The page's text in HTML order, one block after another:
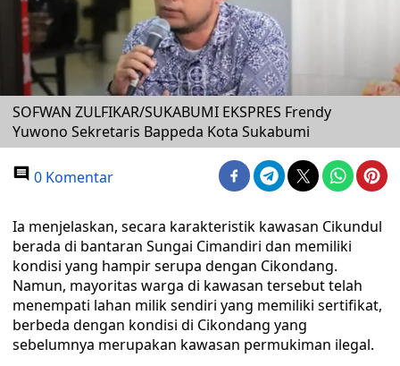
SOFWAN ZULFIKAR/SUKABUMI EKSPRES Frendy
Yuwono Sekretaris Bappeda Kota Sukabumi
0 Komentar
Ia menjelaskan, secara karakteristik kawasan Cikundul
berada di bantaran Sungai Cimandiri dan memiliki
kondisi yang hampir serupa dengan Cikondang.
Namun, mayoritas warga di kawasan tersebut telah
menempati lahan milik sendiri yang memiliki sertifikat,
berbeda dengan kondisi di Cikondang yang
sebelumnya merupakan kawasan permukiman ilegal.